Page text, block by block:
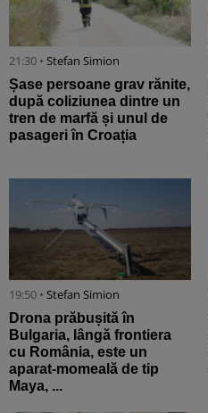
21:30 • Stefan Simion
Șase persoane grav rănite,
după coliziunea dintre un
tren de marfă și unul de
pasageri în Croația
19:50 • Stefan Simion
Drona prăbușită în
Bulgaria, lângă frontiera
cu România, este un
aparat-momeală de tip
Maya, ...